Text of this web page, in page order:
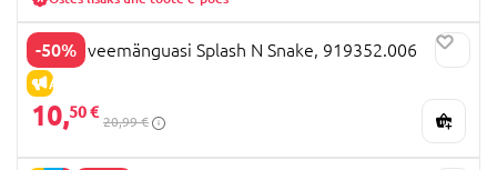
-50%
ALLAHINDLUS
WAHU veemänguasi Splash N Snake, 919352.006
10,50 €
20,99 €